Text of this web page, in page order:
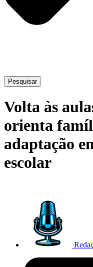
Pesquisar
Volta às
orienta
adaptação
escolar